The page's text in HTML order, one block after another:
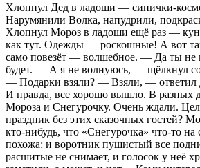
Хлопнул Дед в ладоши — синички-
Нарумянили Волка, напудрили,
Хлопнул Мороз в ладоши ещё раз —
как тут. Одежды — роскошные! А вот
само повезёт — волшебное. — Да ты не
будет. — А я не волнуюсь, — щёлкнул
— Подарки взяли? — Взяли, —
И правда, все хорошо вышло. В разных
Мороза и Снегурочку. Очень ждали.
праздник без этих сказочных гостей?
кто-нибудь, что «Снегурочка» что-то на
похожа: и воротник пушистый все
расшитые не снимает, и голосок у неё